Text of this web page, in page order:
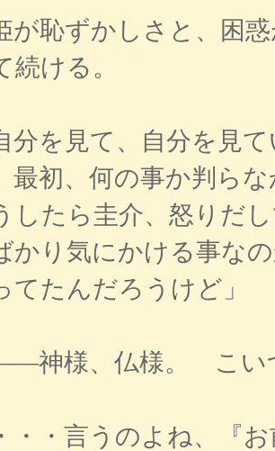
が恥ずかしさと、困
続ける。
分を見て、自分を見
最初、何の事か判ら
したら圭介、怒りだ
かり気にかける事な
てたんだろうけど」
神様、仏様。 こい
・・言うのよね、『